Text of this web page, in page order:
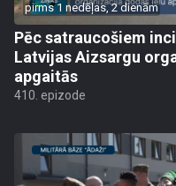
pirms 1 nedēļas, 2 dienām
Pēc satraucošiem
Latvijas Aizsargu
apgaitās
410. epizode